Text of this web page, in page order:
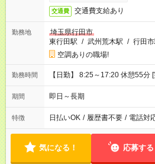
交通費 交通費支給あり
勤務地
埼玉県行田市
東行田駅 / 武州荒木駅 / 行田
空調ありの職場!
勤務時間 【日勤】 8:25～17:20 休憩55分
期間 即日～長期
特徴 日払いOK / 履歴書不要 / 電話対
気になる！ 応募する